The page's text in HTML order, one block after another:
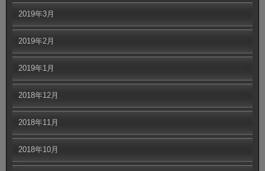
2019年3月
2019年2月
2019年1月
2018年12月
2018年11月
2018年10月